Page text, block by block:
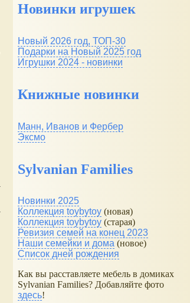
Новинки игрушек
Новый 2026 год, ТОП-30
Подарки на Новый 2025 год
Игрушки 2024 - новинки
Книжные новинки
Манн, Иванов и Фербер
Эксмо
Sylvanian Families
Новинки 2025
Коллекция toybytoy (новая)
Коллекция toybytoy (старая)
Ревизия семей на конец 2023
Наши семейки и дома (новое)
Список дней рождения
Как вы расставляете мебель в домиках
Sylvanian Families? Добавляйте фото
здесь!